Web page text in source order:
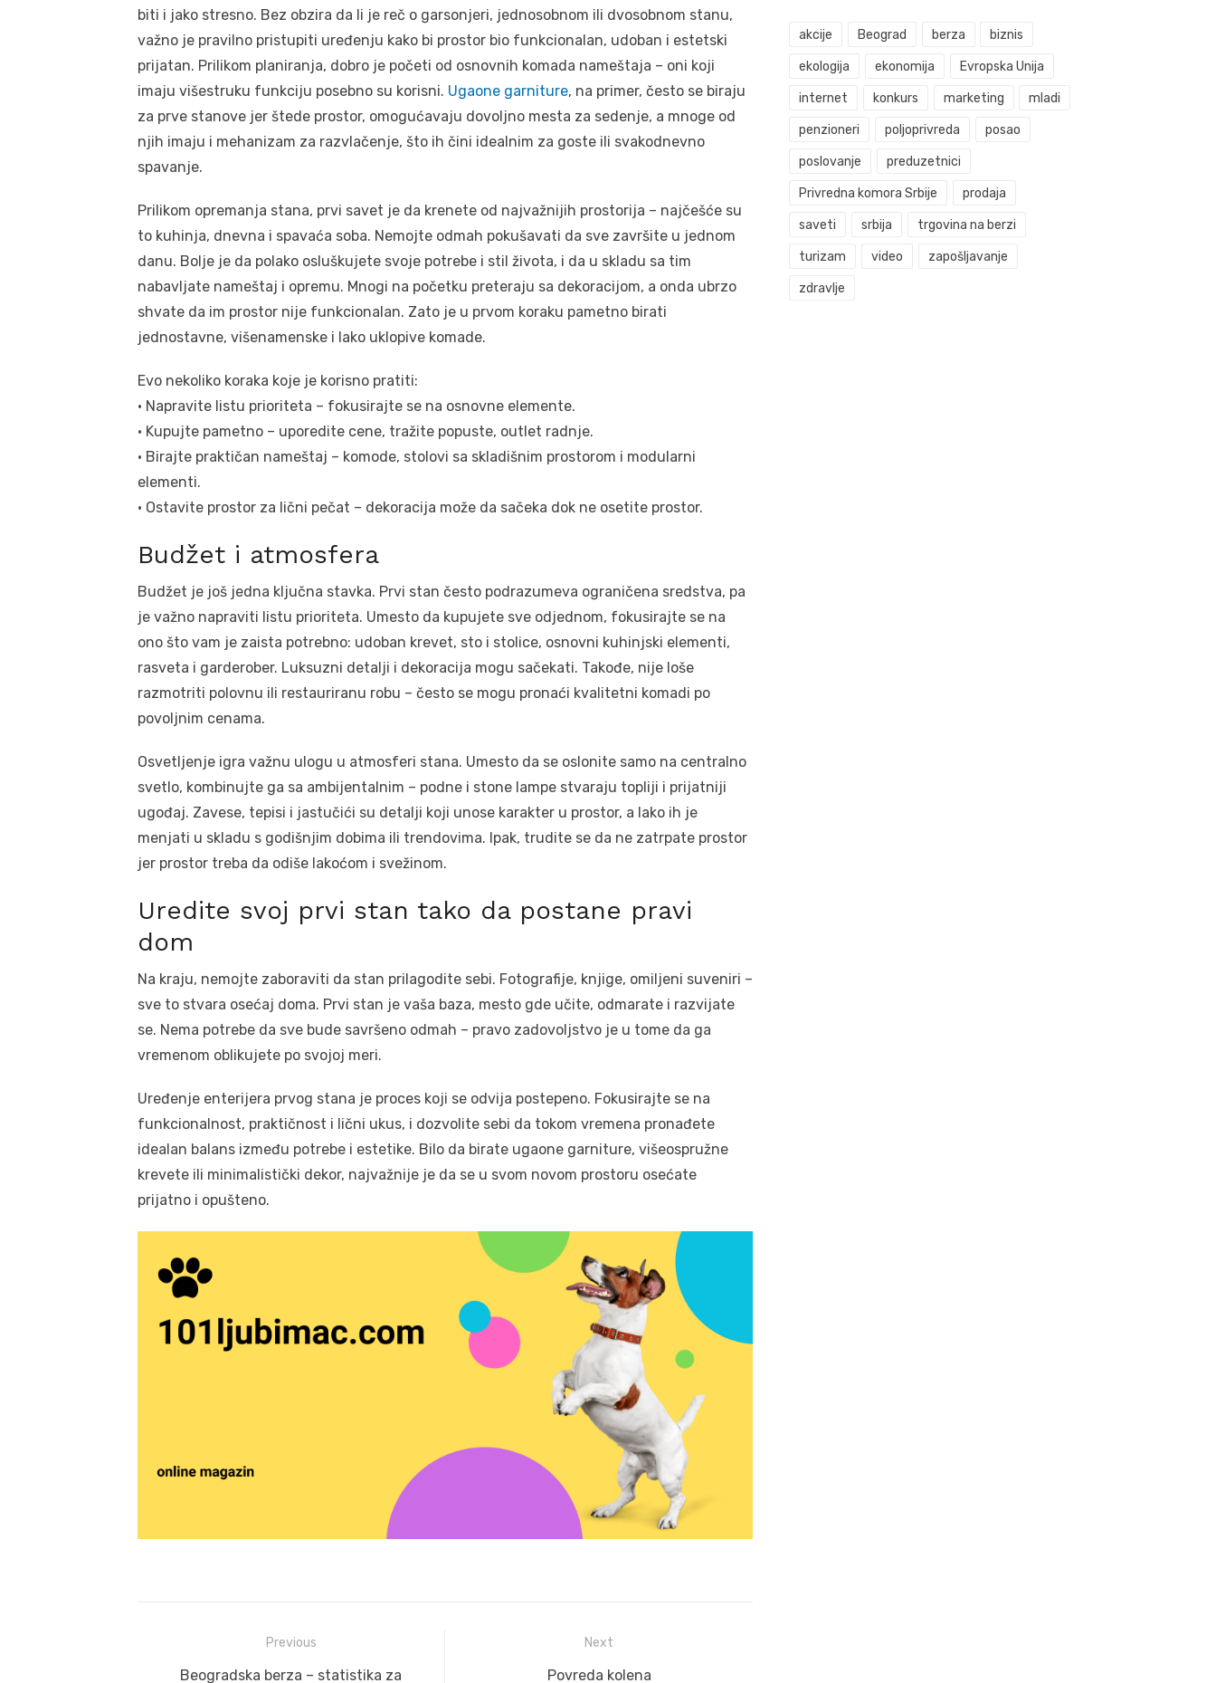
biti i jako stresno. Bez obzira da li je reč o garsonjeri, jednosobnom ili dvosobnom stanu,
važno je pravilno pristupiti uređenju kako bi prostor bio funkcionalan, udoban i estetski
prijatan. Prilikom planiranja, dobro je početi od osnovnih komada nameštaja – oni koji
imaju višestruku funkciju posebno su korisni. Ugaone garniture, na primer, često se biraju
za prve stanove jer štede prostor, omogućavaju dovoljno mesta za sedenje, a mnoge od
njih imaju i mehanizam za razvlačenje, što ih čini idealnim za goste ili svakodnevno
spavanje.
Prilikom opremanja stana, prvi savet je da krenete od najvažnijih prostorija – najčešće su
to kuhinja, dnevna i spavaća soba. Nemojte odmah pokušavati da sve završite u jednom
danu. Bolje je da polako osluškujete svoje potrebe i stil života, i da u skladu sa tim
nabavljate nameštaj i opremu. Mnogi na početku preteraju sa dekoracijom, a onda ubrzo
shvate da im prostor nije funkcionalan. Zato je u prvom koraku pametno birati
jednostavne, višenamenske i lako uklopive komade.
Evo nekoliko koraka koje je korisno pratiti:
• Napravite listu prioriteta – fokusirajte se na osnovne elemente.
• Kupujte pametno – uporedite cene, tražite popuste, outlet radnje.
• Birajte praktičan nameštaj – komode, stolovi sa skladišnim prostorom i modularni
elementi.
• Ostavite prostor za lični pečat – dekoracija može da sačeka dok ne osetite prostor.
Budžet i atmosfera
Budžet je još jedna ključna stavka. Prvi stan često podrazumeva ograničena sredstva, pa
je važno napraviti listu prioriteta. Umesto da kupujete sve odjednom, fokusirajte se na
ono što vam je zaista potrebno: udoban krevet, sto i stolice, osnovni kuhinjski elementi,
rasveta i garderober. Luksuzni detalji i dekoracija mogu sačekati. Takođe, nije loše
razmotriti polovnu ili restauriranu robu – često se mogu pronaći kvalitetni komadi po
povoljnim cenama.
Osvetljenje igra važnu ulogu u atmosferi stana. Umesto da se oslonite samo na centralno
svetlo, kombinujte ga sa ambijentalnim – podne i stone lampe stvaraju topliji i prijatniji
ugođaj. Zavese, tepisi i jastučići su detalji koji unose karakter u prostor, a lako ih je
menjati u skladu s godišnjim dobima ili trendovima. Ipak, trudite se da ne zatrpate prostor
jer prostor treba da odiše lakoćom i svežinom.
Uredite svoj prvi stan tako da postane pravi
dom
Na kraju, nemojte zaboraviti da stan prilagodite sebi. Fotografije, knjige, omiljeni suveniri –
sve to stvara osećaj doma. Prvi stan je vaša baza, mesto gde učite, odmarate i razvijate
se. Nema potrebe da sve bude savršeno odmah – pravo zadovoljstvo je u tome da ga
vremenom oblikujete po svojoj meri.
Uređenje enterijera prvog stana je proces koji se odvija postepeno. Fokusirajte se na
funkcionalnost, praktičnost i lični ukus, i dozvolite sebi da tokom vremena pronađete
idealan balans između potrebe i estetike. Bilo da birate ugaone garniture, višeospružne
krevete ili minimalistički dekor, najvažnije je da se u svom novom prostoru osećate
prijatno i opušteno.
navigation
Previous
Previous
Beogradska berza – statistika za
Next
Next
Povreda kolena
akcije Beograd berza biznis
ekologija ekonomija Evropska Unija
internet konkurs marketing mladi
penzioneri poljoprivreda posao
poslovanje preduzetnici
Privredna komora Srbije prodaja
saveti srbija trgovina na berzi
turizam video zapošljavanje
zdravlje